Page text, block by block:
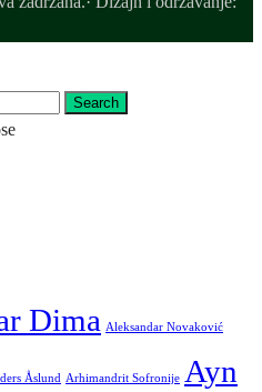
Search
Dima Aleksandar Novaković
Åslund Arhimandrit Sofronije Ayn